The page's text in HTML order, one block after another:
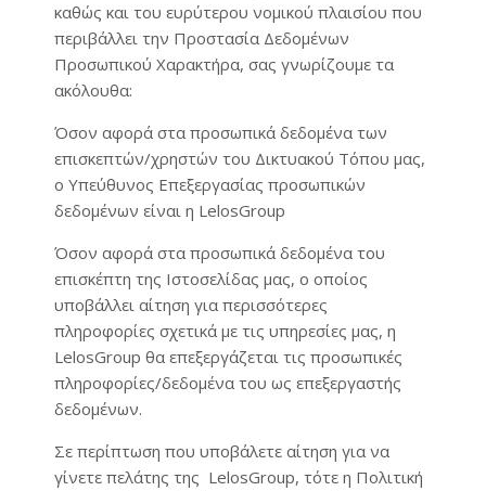
καθώς και του ευρύτερου νομικού πλαισίου που
περιβάλλει την Προστασία Δεδομένων
Προσωπικού Χαρακτήρα, σας γνωρίζουμε τα
ακόλουθα:
Όσον αφορά στα προσωπικά δεδομένα των
επισκεπτών/χρηστών του Δικτυακού Τόπου μας,
ο Υπεύθυνος Επεξεργασίας προσωπικών
δεδομένων είναι η LelosGroup
Όσον αφορά στα προσωπικά δεδομένα του
επισκέπτη της Ιστοσελίδας μας, ο οποίος
υποβάλλει αίτηση για περισσότερες
πληροφορίες σχετικά με τις υπηρεσίες μας, η
LelosGroup θα επεξεργάζεται τις προσωπικές
πληροφορίες/δεδομένα του ως επεξεργαστής
δεδομένων.
Σε περίπτωση που υποβάλετε αίτηση για να
γίνετε πελάτης της LelosGroup, τότε η Πολιτική